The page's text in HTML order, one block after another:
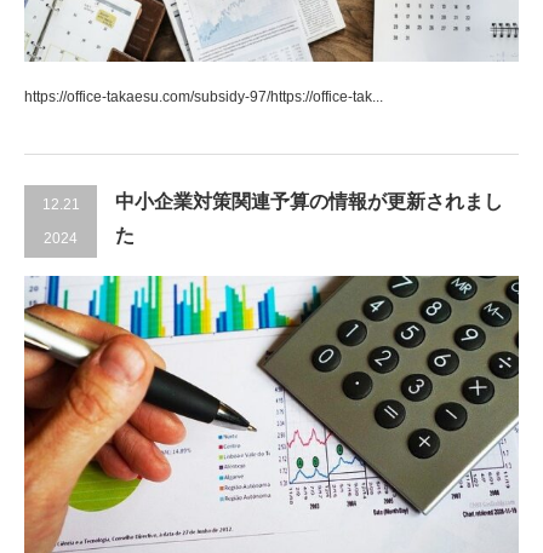
https://office-takaesu.com/subsidy-97/https://office-tak...
12.21
2024
中小企業対策関連予算の情報が更新されまし
た